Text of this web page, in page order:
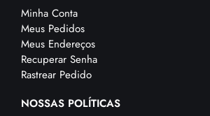
Minha Conta
Meus Pedidos
Meus Endereços
Recuperar Senha
Rastrear Pedido
NOSSAS POLÍTICAS